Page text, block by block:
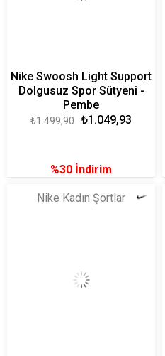
Nike Swoosh Light Support
Dolgusuz Spor Sütyeni -
Pembe
₺1.049,93
₺1.499,90
%30 İndirim
Nike Kadın Şortlar